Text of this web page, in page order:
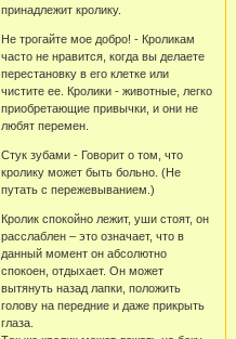
принадлежит кролику.
Не трогайте мое добро! - Кроликам
часто не нравится, когда вы делаете
перестановку в его клетке или
чистите ее. Кролики - животные, легко
приобретающие привычки, и они не
любят перемен.
Стук зубами - Говорит о том, что
кролику может быть больно. (Не
путать с пережевыванием.)
Кролик спокойно лежит, уши стоят, он
расслаблен – это означает, что в
данный момент он абсолютно
спокоен, отдыхает. Он может
вытянуть назад лапки, положить
голову на передние и даже прикрыть
глаза.